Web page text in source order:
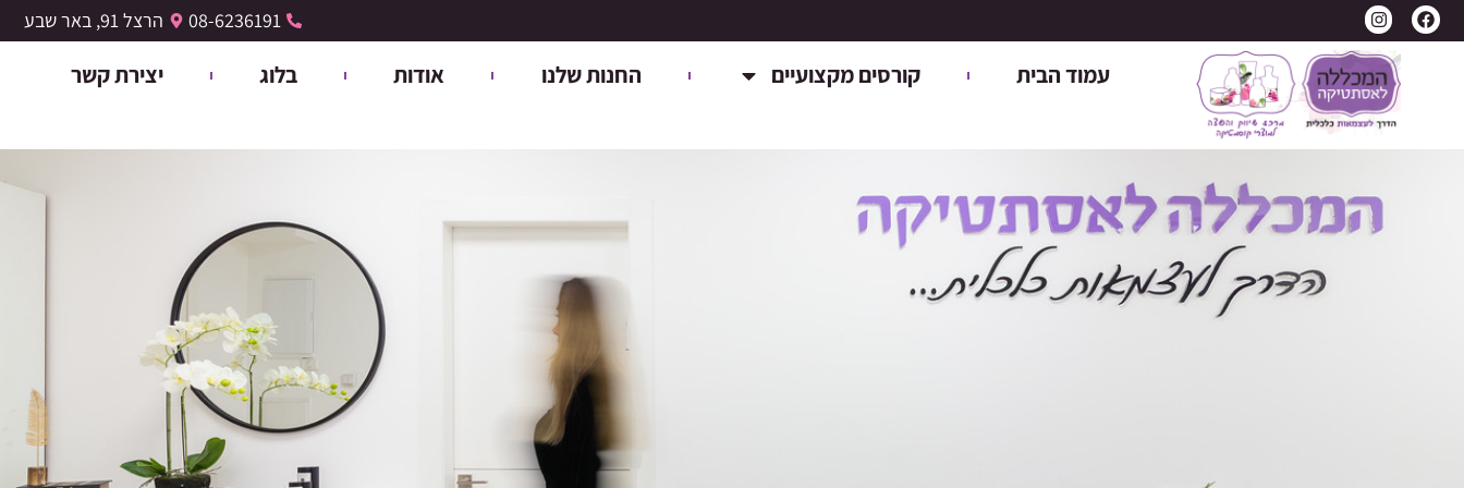
לתוכן 08-6236191 הרצל 91, באר שבע
עמוד הבית קורסים מקצועיים החנות שלנו אודות בלוג יצירת קשר